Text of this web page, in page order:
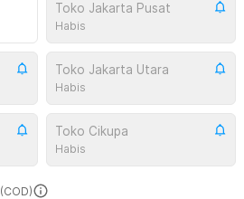
Toko Jakarta Pusat
Habis
Toko Jakarta Utara
Habis
Toko Cikupa
Habis